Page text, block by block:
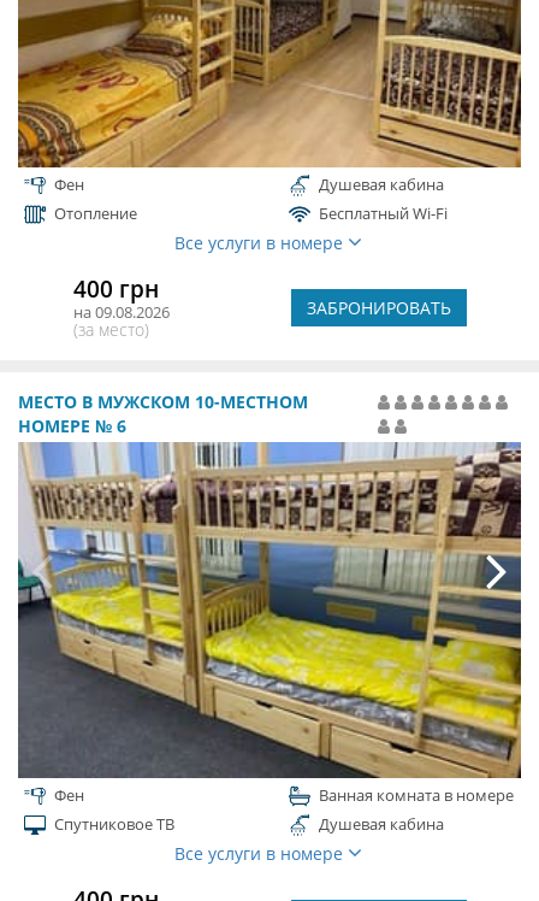
Фен
Душевая кабина
Отопление
Бесплатный Wi-Fi
Все услуги в номере
400 грн
на 09.08.2026
(за место)
ЗАБРОНИРОВАТЬ
МЕСТО В МУЖСКОМ 10-МЕСТНОМ
НОМЕРЕ № 6
Фен
Ванная комната в номере
Спутниковое ТВ
Душевая кабина
Все услуги в номере